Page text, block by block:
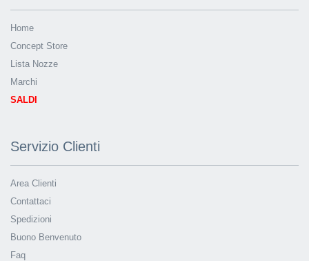
Home
Concept Store
Lista Nozze
Marchi
SALDI
Servizio Clienti
Area Clienti
Contattaci
Spedizioni
Buono Benvenuto
Faq